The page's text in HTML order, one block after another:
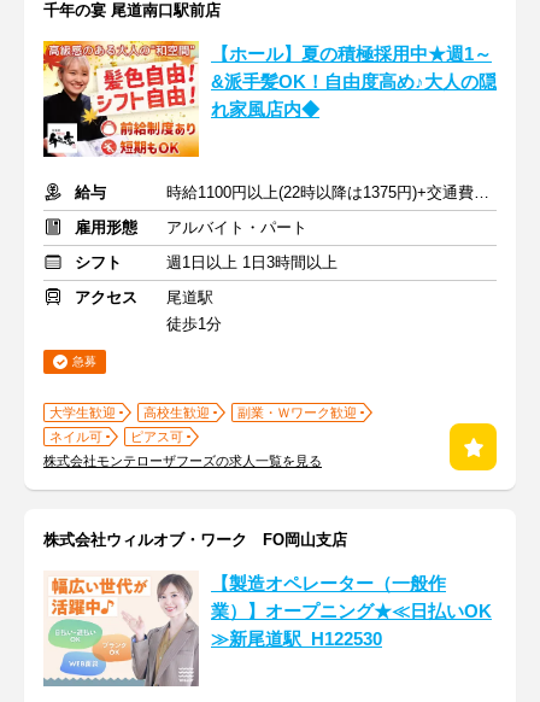
千年の宴 尾道南口駅前店
【ホール】夏の積極採用中★週1～
&派手髪OK！自由度高め♪大人の隠
れ家風店内◆
給与
時給1100円以上(22時以降は1375円)+交通費規定内支給
雇用形態
アルバイト・パート
シフト
週1日以上 1日3時間以上
アクセス
尾道駅
徒歩1分
急募
大学生歓迎 高校生歓迎
副業・Ｗワーク歓迎
ネイル可
ピアス可
株式会社モンテローザフーズの求人一覧を見る
株式会社ウィルオブ・ワーク FO岡山支店
【製造オペレーター（一般作
業）】オープニング★≪日払いOK
≫新尾道駅_H122530